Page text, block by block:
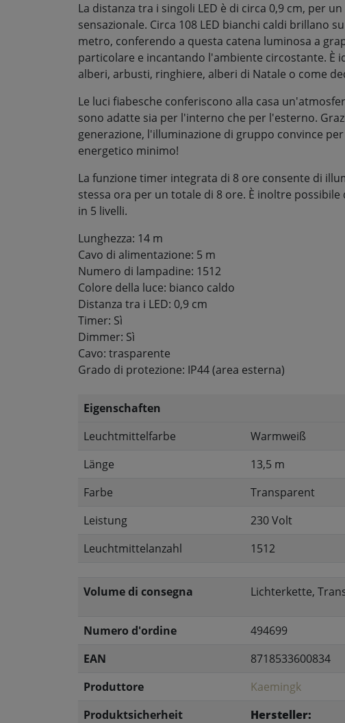
La distanza tra i singoli LED è di circa 0,9 cm, per
sensazionale. Circa 108 LED bianchi caldi brillano
metro, conferendo a questa catena luminosa a
particolare e incantando l'ambiente circostante. È
alberi, arbusti, ringhiere, alberi di Natale o come
Le luci fiabesche conferiscono alla casa
sono adatte sia per l'interno che per l'esterno.
generazione, l'illuminazione di gruppo convince
energetico minimo!
La funzione timer integrata di 8 ore consente di
stessa ora per un totale di 8 ore. È inoltre
in 5 livelli.
Lunghezza: 14 m
Cavo di alimentazione: 5 m
Numero di lampadine: 1512
Colore della luce: bianco caldo
Distanza tra i LED: 0,9 cm
Timer: Sì
Dimmer: Sì
Cavo: trasparente
Grado di protezione: IP44 (area esterna)
Eigenschaften
Leuchtmittelfarbe
Warmweiß
Länge
13,5 m
Farbe
Transparent
Leistung
230 Volt
Leuchtmittelanzahl
1512
Volume di consegna Lichterkette,
Numero d'ordine
494699
EAN
8718533600834
Produttore
Kaemingk
Produktsicherheit
Hersteller: